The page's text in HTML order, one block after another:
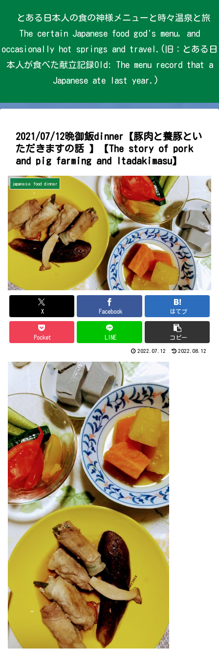
とある日本人の食の神様メニューと時々温泉と旅
The certain Japanese food god's menu, and
occasionally hot springs and travel.(旧：とある日
本人が食べた献立記録Old: The menu record that a
Japanese ate last year.)
2021/07/12晩御飯dinner【豚肉と養豚とい
ただきますの話 】【The story of pork
and pig farming and Itadakimasu】
japanese food dinner
X Facebook はてブ
Pocket LINE コピー
2022.07.12 2022.08.12